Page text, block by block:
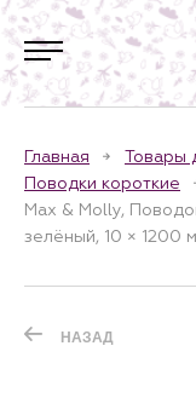
Главная Товары
Поводки короткие
Max & Molly,
зелёный, 10 × 1200
НАЗАД